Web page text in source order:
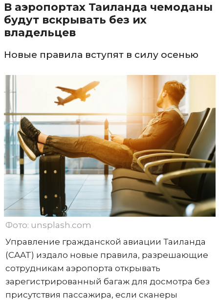
В аэропортах Таиланда чемоданы
будут вскрывать без их
владельцев
Новые правила вступят в силу осенью
Фото: unsplash.com
Управление гражданской авиации Таиланда
(CAAT) издало новые правила, разрешающие
сотрудникам аэропорта открывать
зарегистрированный багаж для досмотра без
присутствия пассажира, если сканеры